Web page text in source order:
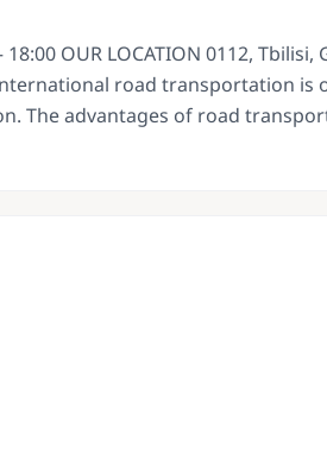
OUR LOCATION 0112,
International road transportation
The advantages of road